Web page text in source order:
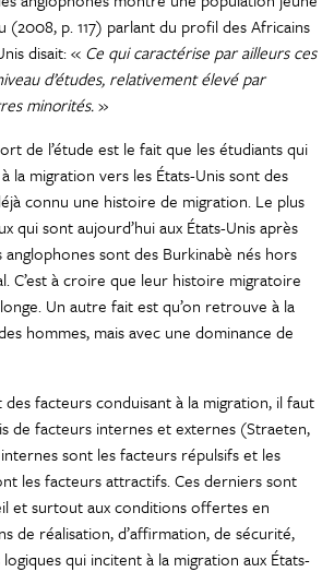
(2008, p. 117) parlant du profil des Africains
disait: « Ce qui caractérise par ailleurs ces
d’études, relativement élevé par
minorités.»
de l’étude est le fait que les étudiants qui
la migration vers les États-Unis sont des
connu une histoire de migration. Le plus
qui sont aujourd’hui aux États-Unis après
sont des Burkinabè nés hors
C’est à croire que leur histoire migratoire
Un autre fait est qu’on retrouve à la
hommes, mais avec une dominance de
des facteurs conduisant à la migration, il faut
de facteurs internes et externes (Straeten,
sont les facteurs répulsifs et les
les facteurs attractifs. Ces derniers sont
et surtout aux conditions offertes en
de réalisation, d’affirmation, de sécurité,
qui incitent à la migration aux États-